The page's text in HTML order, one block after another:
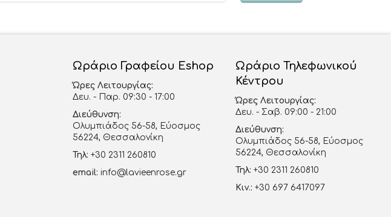
Ωράριο Γραφείου Eshop
Ώρες Λειτουργίας:
Δευ. - Παρ. 09:30 - 17:00
Διεύθυνση:
Ολυμπιάδος 56-58, Εύοσμος
56224, Θεσσαλονίκη
Τηλ: +30 2311 260810
email: info@lavieenrose.gr
Ωράριο Τηλεφωνικού
Κέντρου
Ώρες Λειτουργίας:
Δευ. - Σαβ. 09:00 - 21:00
Διεύθυνση:
Ολυμπιάδος 56-58, Εύοσμος
56224, Θεσσαλονίκη
Τηλ: +30 2311 260810
Κιν.: +30 697 6417097